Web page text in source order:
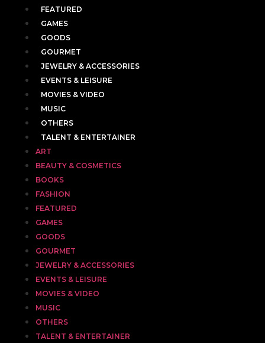
FEATURED
GAMES
GOODS
GOURMET
JEWELRY & ACCESSORIES
EVENTS & LEISURE
MOVIES & VIDEO
MUSIC
OTHERS
TALENT & ENTERTAINER
ART
BEAUTY & COSMETICS
BOOKS
FASHION
FEATURED
GAMES
GOODS
GOURMET
JEWELRY & ACCESSORIES
EVENTS & LEISURE
MOVIES & VIDEO
MUSIC
OTHERS
TALENT & ENTERTAINER